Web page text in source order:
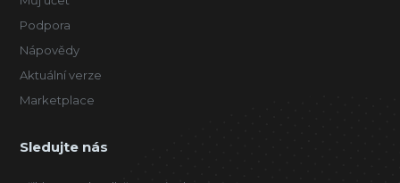
Podpora
Nápovědy
Aktuální verze
Marketplace
Sledujte nás